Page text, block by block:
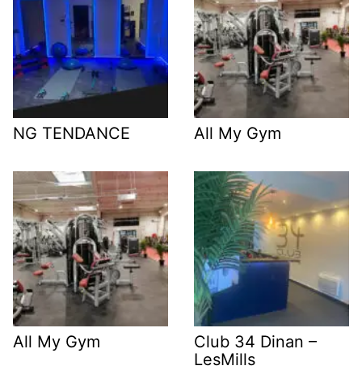
NG TENDANCE All My Gym
All My Gym
Club 34 Dinan –
LesMills